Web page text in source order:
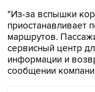
"Из-за вспышки
приостанавливает
маршрутов.
сервисный центр
информации и
сообщении